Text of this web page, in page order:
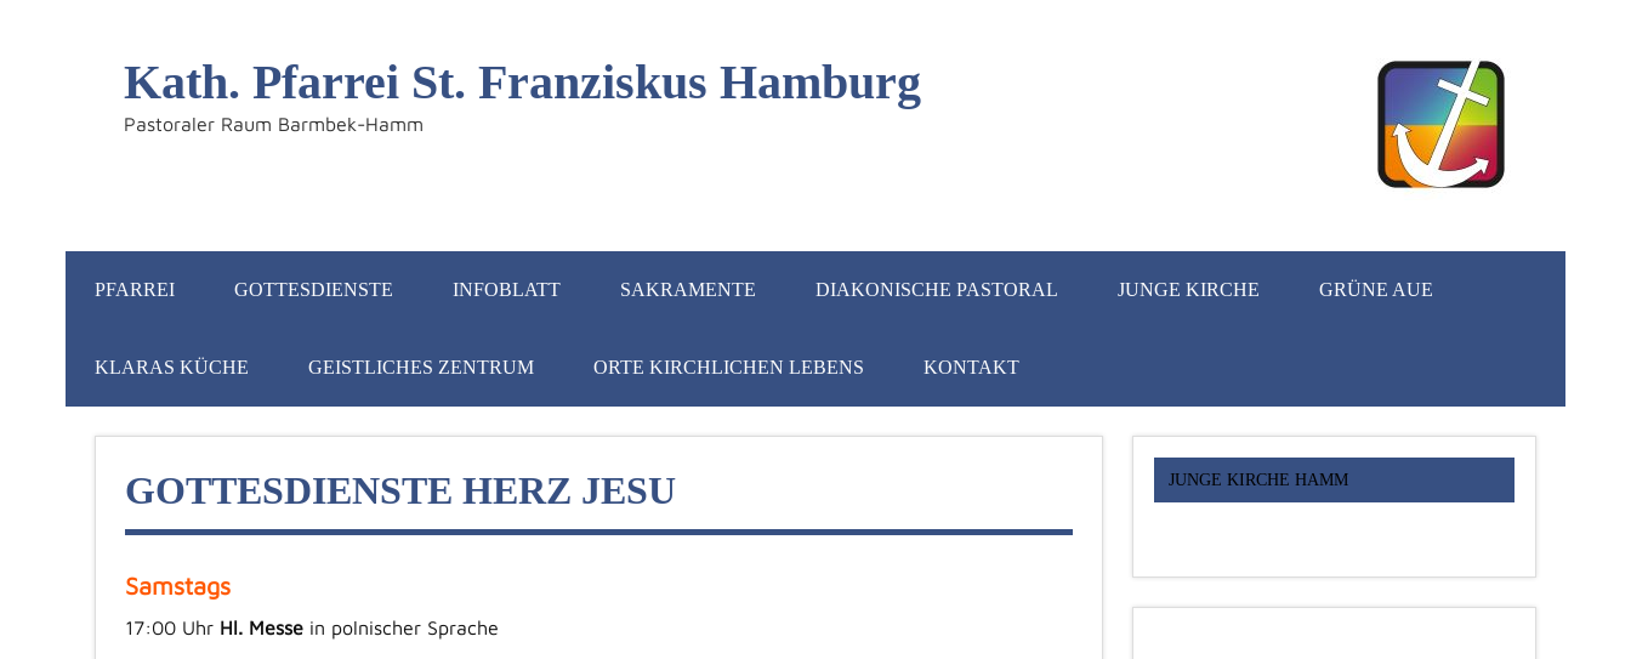
Kath. Pfarrei St. Franziskus Hamburg
Pastoraler Raum Barmbek-Hamm
PFARREI GOTTESDIENSTE INFOBLATT SAKRAMENTE DIAKONISCHE PASTORAL JUNGE KIRCHE GRÜNE AUE
KLARAS KÜCHE GEISTLICHES ZENTRUM ORTE KIRCHLICHEN LEBENS KONTAKT
GOTTESDIENSTE HERZ JESU
Samstags
17:00 Uhr Hl. Messein polnischer Sprache
JUNGE KIRCHE HAMM